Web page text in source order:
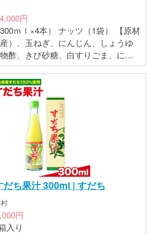
円
ｍｌ×4本） ナッツ（1袋） 【原材
）、玉ねぎ、にんじん、しょうゆ
物酢、きび砂糖、白すりごま、にん
限】常温約2ヵ月
ーモンド、カシューナッツ、くる
爽快！100%すだち果汁 300ml | すだち
円
入り